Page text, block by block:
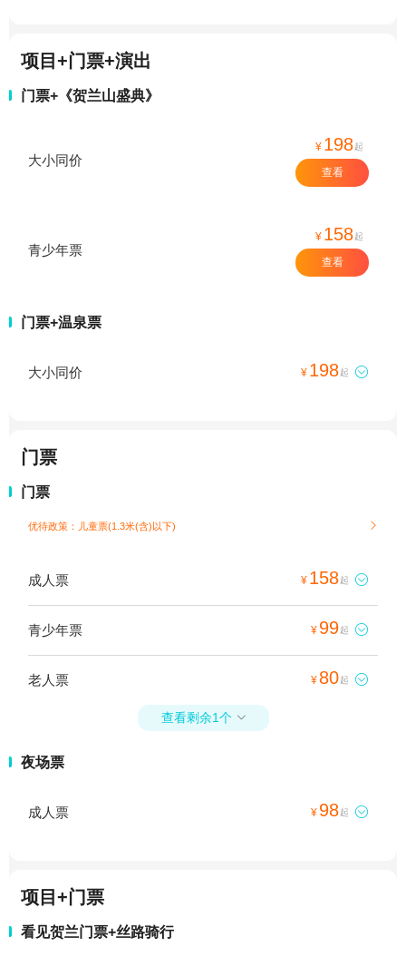
项目+门票+演出
门票+《贺兰山盛典》
大小同价
¥ 198起
查看
青少年票
¥ 158起
查看
门票+温泉票
大小同价 ¥ 198起 
门票
门票
优待政策：儿童票(1.3米(含)以下) 
成人票 ¥ 158起 
青少年票 ¥ 99起 
老人票 ¥ 80起 
查看剩余1个 
夜场票
成人票 ¥ 98起 
项目+门票
看见贺兰门票+丝路骑行